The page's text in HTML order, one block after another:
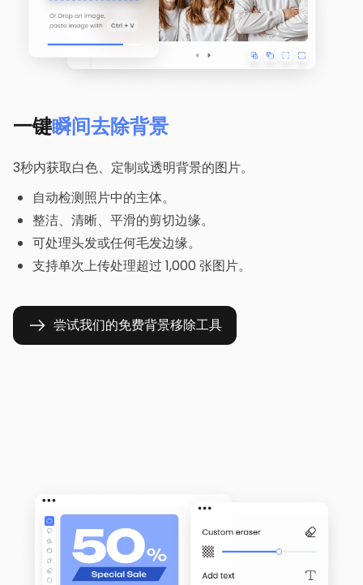
一键瞬间去除背景
3秒内获取白色、定制或透明背景的图片。
自动检测照片中的主体。
整洁、清晰、平滑的剪切边缘。
可处理头发或任何毛发边缘。
支持单次上传处理超过 1,000 张图片。
尝试我们的免费背景移除工具